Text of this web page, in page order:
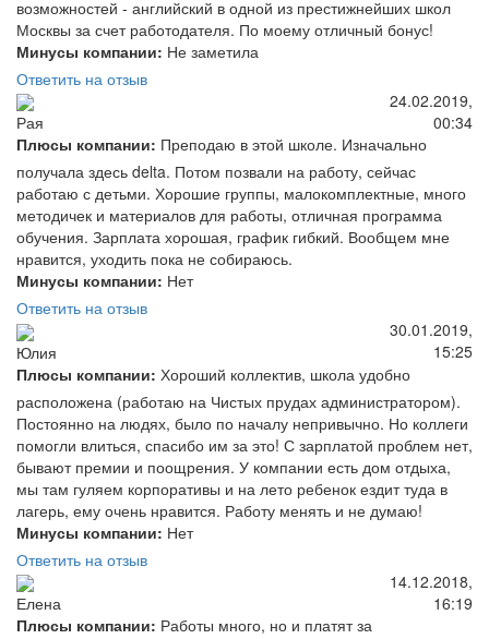
возможностей - английский в одной из престижнейших школ
Москвы за счет работодателя. По моему отличный бонус!
Минусы компании: Не заметила
Ответить на отзыв
Рая
24.02.2019,
00:34
Плюсы компании: Преподаю в этой школе. Изначально
получала здесь delta. Потом позвали на работу, сейчас
работаю с детьми. Хорошие группы, малокомплектные, много
методичек и материалов для работы, отличная программа
обучения. Зарплата хорошая, график гибкий. Вообщем мне
нравится, уходить пока не собираюсь.
Минусы компании: Нет
Ответить на отзыв
Юлия
30.01.2019,
15:25
Плюсы компании: Хороший коллектив, школа удобно
расположена (работаю на Чистых прудах администратором).
Постоянно на людях, было по началу непривычно. Но коллеги
помогли влиться, спасибо им за это! С зарплатой проблем нет,
бывают премии и поощрения. У компании есть дом отдыха,
мы там гуляем корпоративы и на лето ребенок ездит туда в
лагерь, ему очень нравится. Работу менять и не думаю!
Минусы компании: Нет
Ответить на отзыв
Елена
14.12.2018,
16:19
Плюсы компании: Работы много, но и платят за